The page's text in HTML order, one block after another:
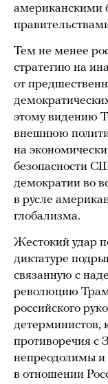
американскими
Тем не менее
стратегию на
от
этому видению
внешнюю
на
безопасности
демократии во
в русле
глобализма.
Жестокий удар
диктатуре
связанную с
революцию
российского
детерминистов,
противоречия с
непреодолимы и
в отношении